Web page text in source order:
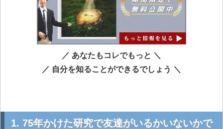
／ あなたもコレでもっと ＼
／ 自分を知ることができるでしょう ＼
1. 75年かけた研究で友達がいるかいないかで